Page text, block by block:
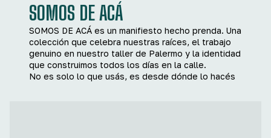
SOMOS DE ACÁ
SOMOS DE ACÁ es un manifiesto hecho prenda. Una
colección que celebra nuestras raíces, el trabajo
genuino en nuestro taller de Palermo y la identidad
que construimos todos los días en la calle.
No es solo lo que usás, es desde dónde lo hacés